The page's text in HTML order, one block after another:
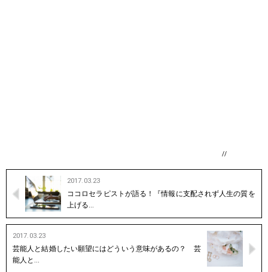
//
2017.03.23
ココロセラピストが語る！『情報に支配されず人生の質を
上げる…
2017.03.23
芸能人と結婚したい願望にはどういう意味があるの？ 芸
能人と…